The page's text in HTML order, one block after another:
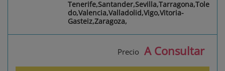
Tenerife,Santander,Sevilla,Tarragona,Tole
do,Valencia,Valladolid,Vigo,Vitoria-
Gasteiz,Zaragoza,
Precio A Consultar